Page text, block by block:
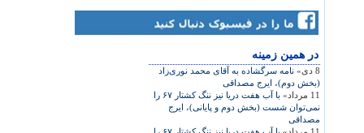
در همين زمينه
8 دی»
نامه سرگشاده به آقای محمد نوری‌زاد
(بخش دوم)، ايرج مصداقی
11 مرداد»
با آب هفت دريا نيز ننگ کشتار ۶۷ را
نمی‌توان شست (بخش دوم و پايانی)، ايرج
مصداقی